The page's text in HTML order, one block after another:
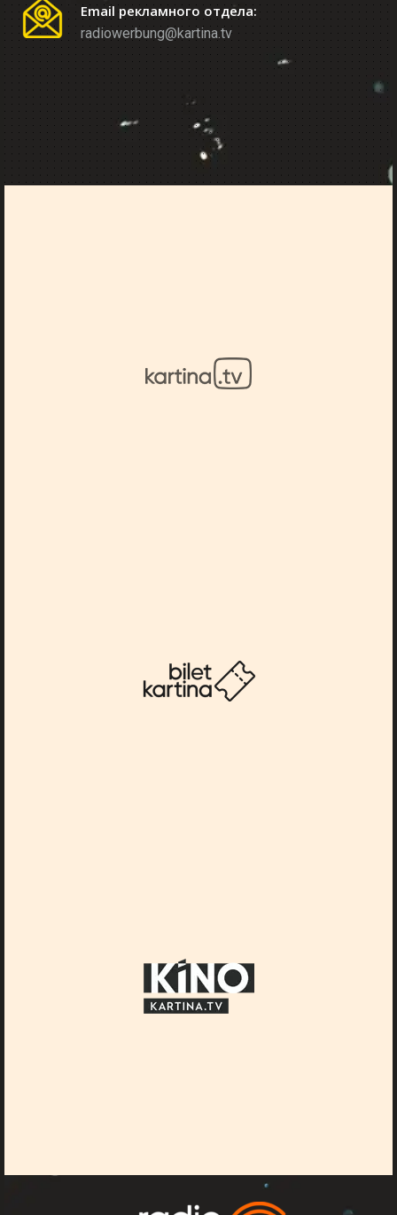
Email рекламного отдела:
radiowerbung@kartina.tv